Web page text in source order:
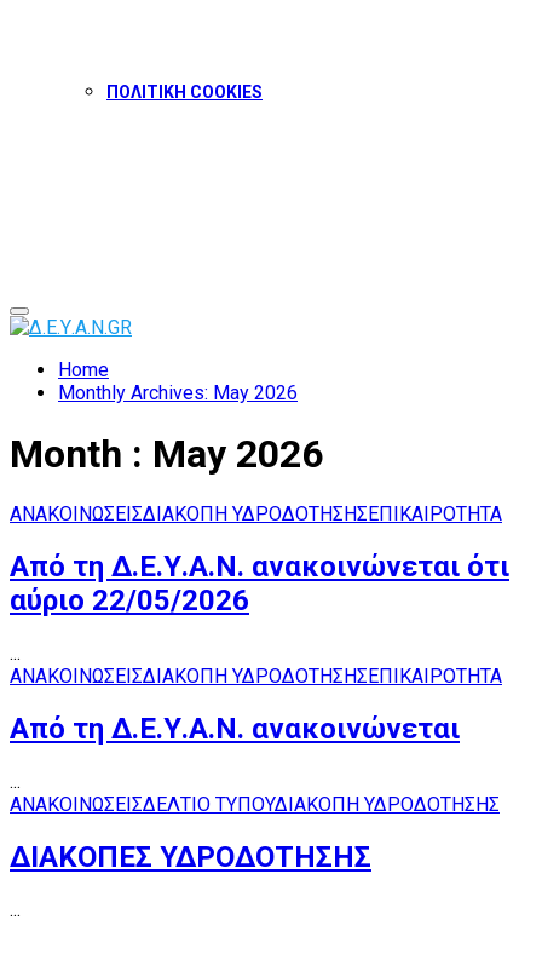
ΠΟΛΙΤΙΚΗ COOKIES
Primary
Menu
Home
Monthly Archives: May 2026
Month : May 2026
ΑΝΑΚΟΙΝΩΣΕΙΣΔΙΑΚΟΠΗ ΥΔΡΟΔΟΤΗΣΗΣΕΠΙΚΑΙΡΟΤΗΤΑ
Από τη Δ.Ε.Υ.Α.Ν. ανακοινώνεται ότι
αύριο 22/05/2026
...
ΑΝΑΚΟΙΝΩΣΕΙΣΔΙΑΚΟΠΗ ΥΔΡΟΔΟΤΗΣΗΣΕΠΙΚΑΙΡΟΤΗΤΑ
Από τη Δ.Ε.Υ.Α.Ν. ανακοινώνεται
...
ΑΝΑΚΟΙΝΩΣΕΙΣΔΕΛΤΙΟ ΤΥΠΟΥΔΙΑΚΟΠΗ ΥΔΡΟΔΟΤΗΣΗΣ
ΔΙΑΚΟΠΕΣ ΥΔΡΟΔΟΤΗΣΗΣ
...